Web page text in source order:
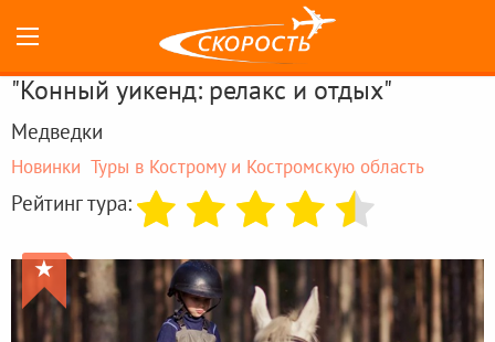
"Конный уикенд: релакс и отдых"
Медведки
Новинки Туры в Кострому и Костромскую область
Рейтинг тура:
★